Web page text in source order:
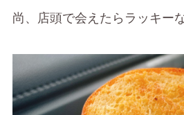
尚、店頭で会えたらラッキー